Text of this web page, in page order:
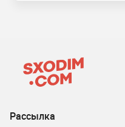
Рассылка